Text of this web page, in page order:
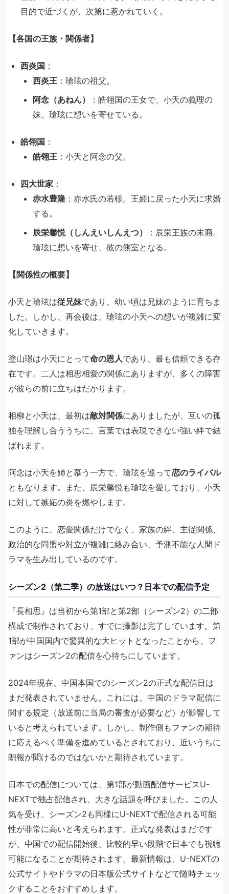
目的で近づくが、次第に惹かれていく。
【各国の王族・関係者】
西炎国 ：
西炎王 ：瑲玹の祖父。
阿念（あねん）
：皓翎国の王女で、小夭の義理の
妹。瑲玹に想いを寄せている。
皓翎国 ：
皓翎王 ：小夭と阿念の父。
四大世家 ：
赤水豊隆 ：赤水氏の若様。王姫に戻った小夭に求婚
する。
辰栄馨悦（しんえいしんえつ）
：辰栄王族の末裔。
瑲玹に想いを寄せ、彼の側室となる。
【関係性の概要】
小夭と瑲玹は従兄妹であり、幼い頃は兄妹のように育ちま
した。しかし、再会後は、瑲玹の小夭への想いが複雑に変
化していきます。
塗山璟は小夭にとって命の恩人であり、最も信頼できる存
在です。二人は相思相愛の関係にありますが、多くの障害
が彼らの前に立ちはだかります。
相柳と小夭は、最初は敵対関係にありましたが、互いの孤
独を理解し合ううちに、言葉では表現できない強い絆で結
ばれます。
阿念は小夭を姉と慕う一方で、瑲玹を巡って恋のライバル
ともなります。また、辰栄馨悦も瑲玹を愛しており、小夭
に対して嫉妬の炎を燃やします。
このように、恋愛関係だけでなく、家族の絆、主従関係、
政治的な同盟や対立が複雑に絡み合い、予測不能な人間ド
ラマを生み出しているのです。
シーズン2（第二季）の放送はいつ？日本での配信予定
『長相思』は当初から第1部と第2部（シーズン2）の二部
構成で制作されており、すでに撮影は完了しています。第
1部が中国国内で驚異的な大ヒットとなったことから、フ
ァンはシーズン2の配信を心待ちにしています。
2024年現在、中国本国でのシーズン2の正式な配信日は
まだ発表されていません。これには、中国のドラマ配信に
関する規定（放送前に当局の審査が必要など）が影響して
いると考えられています。しかし、制作側もファンの期待
に応えるべく準備を進めているとされており、近いうちに
朗報が聞けるのではないかと期待されています。
日本での配信については、第1部が動画配信サービスU-
NEXTで独占配信され、大きな話題を呼びました。この人
気を受け、シーズン2も同様にU-NEXTで配信される可能
性が非常に高いと考えられます。正式な発表はまだです
が、中国での配信開始後、比較的早い段階で日本でも視聴
可能になることが期待されます。最新情報は、U-NEXTの
公式サイトやドラマの日本版公式サイトなどで随時チェッ
クすることをおすすめします。